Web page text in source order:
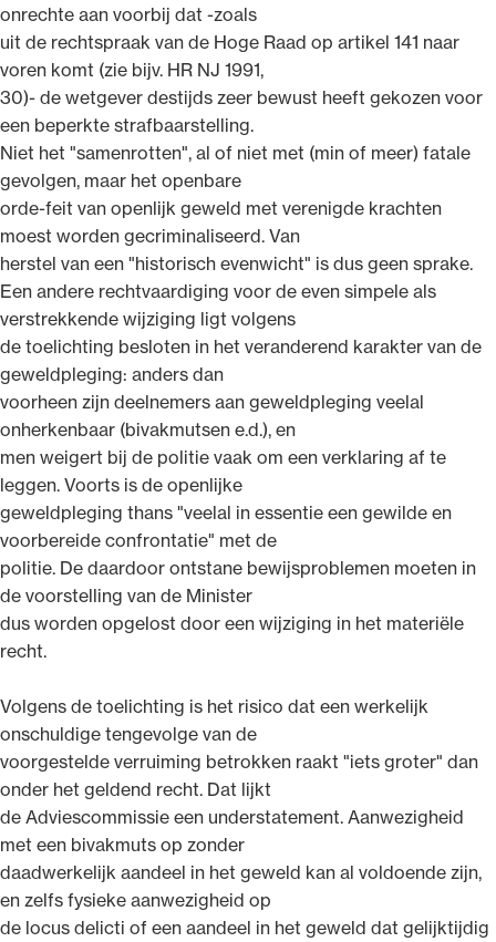
onrechte aan voorbij dat -zoals
uit de rechtspraak van de Hoge Raad op artikel 141 naar
voren komt (zie bijv. HR NJ 1991,
30)- de wetgever destijds zeer bewust heeft gekozen voor
een beperkte strafbaarstelling.
Niet het "samenrotten", al of niet met (min of meer) fatale
gevolgen, maar het openbare
orde-feit van openlijk geweld met verenigde krachten
moest worden gecriminaliseerd. Van
herstel van een "historisch evenwicht" is dus geen sprake.
Een andere rechtvaardiging voor de even simpele als
verstrekkende wijziging ligt volgens
de toelichting besloten in het veranderend karakter van de
geweldpleging: anders dan
voorheen zijn deelnemers aan geweldpleging veelal
onherkenbaar (bivakmutsen e.d.), en
men weigert bij de politie vaak om een verklaring af te
leggen. Voorts is de openlijke
geweldpleging thans "veelal in essentie een gewilde en
voorbereide confrontatie" met de
politie. De daardoor ontstane bewijsproblemen moeten in
de voorstelling van de Minister
dus worden opgelost door een wijziging in het materiële
recht.
Volgens de toelichting is het risico dat een werkelijk
onschuldige tengevolge van de
voorgestelde verruiming betrokken raakt "iets groter" dan
onder het geldend recht. Dat lijkt
de Adviescommissie een understatement. Aanwezigheid
met een bivakmuts op zonder
daadwerkelijk aandeel in het geweld kan al voldoende zijn,
en zelfs fysieke aanwezigheid op
de locus delicti of een aandeel in het geweld dat gelijktijdig